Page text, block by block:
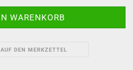
AUF DEN MERKZETTEL